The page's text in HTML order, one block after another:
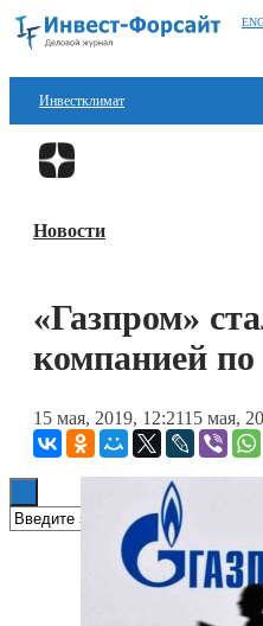
Инвестклимат
Финансы
Блокчейн
Книги
Новости
«Газпром»
компанией по
15 мая, 2019, 12:2115 мая,